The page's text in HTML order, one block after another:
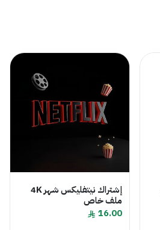
إشتراك نيتفليكس شهر 4K
ملف خاص
16.00